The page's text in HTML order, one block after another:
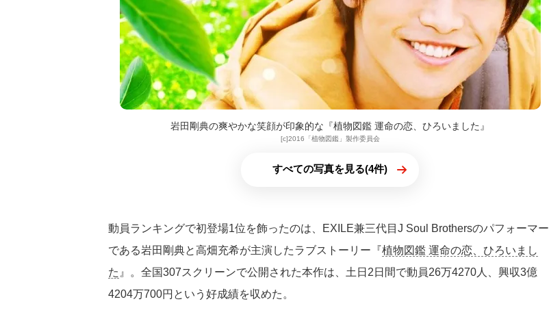
岩田剛典の爽やかな笑顔が印象的な『植物図鑑 運命の恋、ひろいました』
[c]2016「植物図鑑」製作委員会
すべての写真を見る(4件)
動員ランキングで初登場1位を飾ったのは、EXILE兼三代目J Soul Brothersのパフォーマー
である岩田剛典と高畑充希が主演したラブストーリー『植物図鑑 運命の恋、ひろいまし
た 』。全国307スクリーンで公開された本作は、土日2日間で動員26万4270人、興収3億
4204万700円という好成績を収めた。